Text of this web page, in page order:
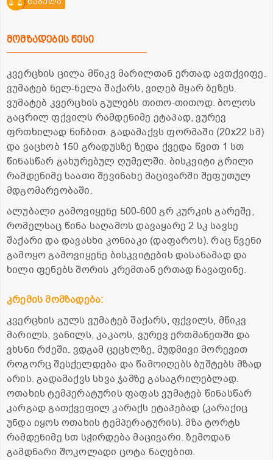
ტაბულა
მომზადების წესი
კვერცხის ცილა მწიკვ მარილთან ერთად ავთქვიფე.
ვუმატებ ნელ-ნელა შაქარს, ვიღებ მყარ ბეზეს.
ვუმატებ კვერცხის გულებს თითო-თითოდ. ბოლოს
გაცრილ ფქვილს რამდენიმე ეტაპად, ვურევ
ფრთხილად ნიჩბით. გადამაქვს ფორმაში (20x22 სმ)
და ვაცხობ 150 გრადუსზე ზედა ქვედა წვით 1 სთ
წინასწარ გახურებულ ღუმელში. ბისკვიტი გრილი
რამდენიმე საათი შევინახე მაცივარში შეფუთულ
მდგომარეობაში.
ალუბალი გამოვიყენე 500-600 გრ კურკის გარეშე,
რომელსაც წინა საღამოს დავაყარე 2 სკ სავსე
შაქარი და დავასხი კონიაკი (დაფაროს). რაც წვენი
გამოყო გამოვიყენე ბისკვიტების დასანამად და
ხილი ფენებს შორის კრემთან ერთად ჩავაფინე.
კრემის მომზადება:
კვერცხის გულს ვუმატებ შაქარს, ფქვილს, მწიკვ
მარილს, ვანილს, კაკაოს, ვურევ ერთმანეთში და
ვხსნი რძეში. ვდგამ ცეცხლზე, მუდმივი მორევით
როგორც შესქელდება და წამოიღებს ბუშტებს მზად
არის. გადამაქვს სხვა ჯამზე გასაგრილებლად.
ოთახის ტემპერატურის ფაფას ვუმატებ წინასწარ
კარგად გათქვეფილ კარაქს ეტაპებად (კარაქიც
უნდა იყოს ოთახის ტემპერატურის). მზა ტორტს
რამდენიმე სთ სჭირდება მაცივარი. ზემოდან
გამდნარი შოკოლადი ცოტა ნაღებით.